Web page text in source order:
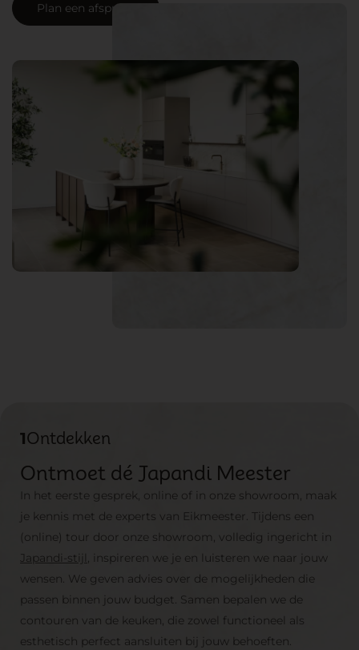
Plan een afspraak
1Ontdekken
Ontmoet dé Japandi Meester
In het eerste gesprek, online of in onze showroom, maak
je kennis met de experts van Eikmeester. Tijdens een
(online) tour door onze showroom, volledig ingericht in
Japandi-stijl , inspireren we je en luisteren we naar jouw
wensen. We geven advies over de mogelijkheden die
passen binnen jouw budget. Samen bepalen we de
contouren van de keuken, die zowel functioneel als
esthetisch perfect aansluiten bij jouw behoeften.